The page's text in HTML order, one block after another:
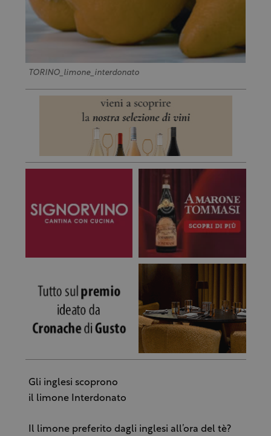
TORINO_limone_interdonato
Gli inglesi scoprono
il limone Interdonato
Il limone preferito dagli inglesi all’ora del tè?